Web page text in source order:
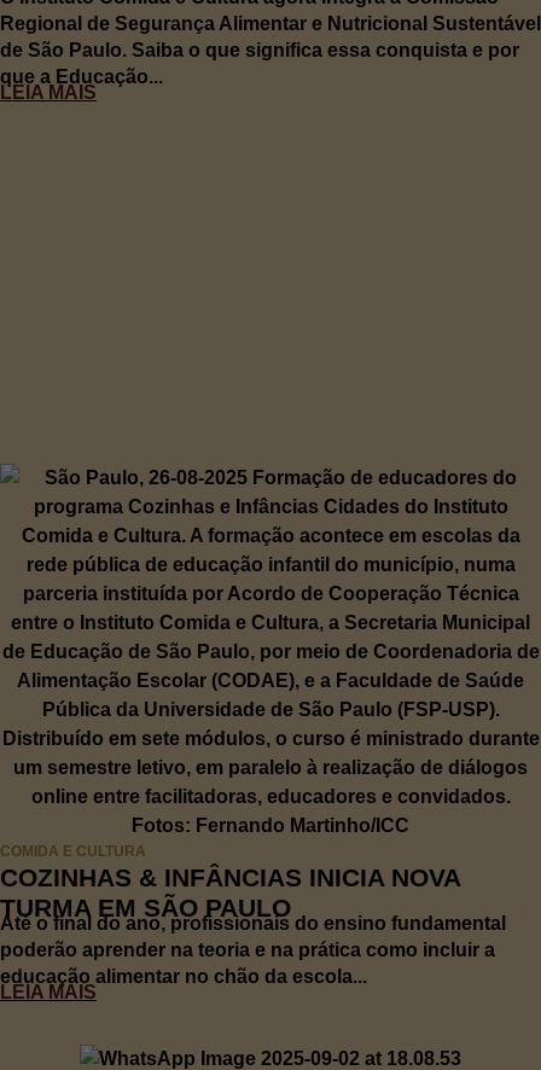
Regional de Segurança Alimentar e Nutricional Sustentável
de São Paulo. Saiba o que significa essa conquista e por
que a Educação...
LEIA MAIS
COMIDA E CULTURA
COZINHAS & INFÂNCIAS INICIA NOVA
TURMA EM SÃO PAULO
Até o final do ano, profissionais do ensino fundamental
poderão aprender na teoria e na prática como incluir a
educação alimentar no chão da escola...
LEIA MAIS